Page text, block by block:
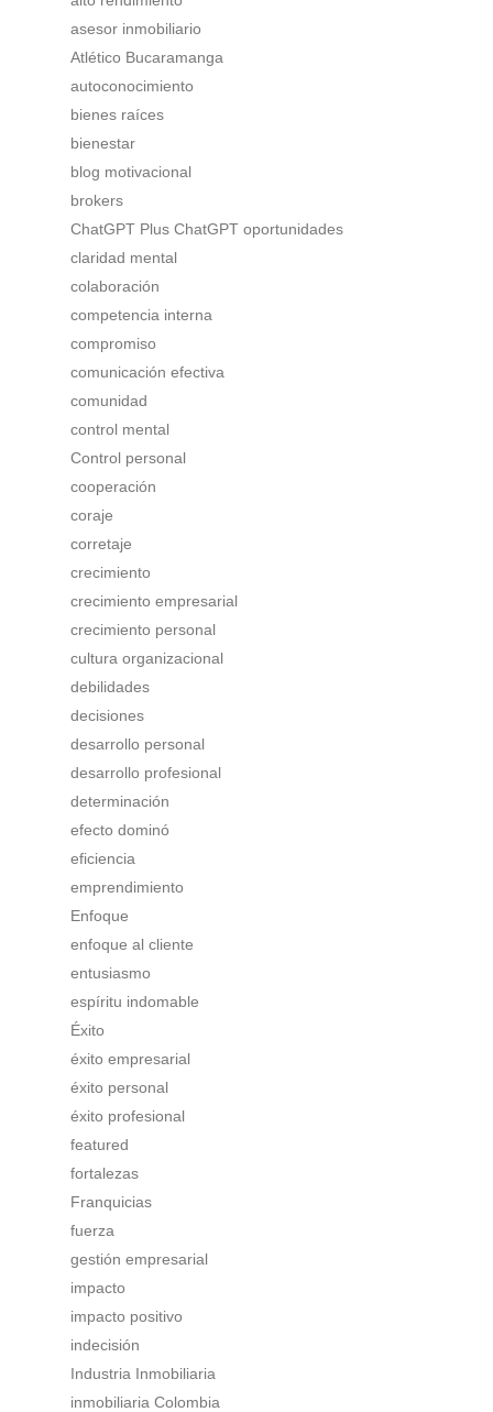
asesor inmobiliario
Atlético Bucaramanga
autoconocimiento
bienes raíces
bienestar
blog motivacional
brokers
ChatGPT Plus ChatGPT oportunidades
claridad mental
colaboración
competencia interna
compromiso
comunicación efectiva
comunidad
control mental
Control personal
cooperación
coraje
corretaje
crecimiento
crecimiento empresarial
crecimiento personal
cultura organizacional
debilidades
decisiones
desarrollo personal
desarrollo profesional
determinación
efecto dominó
eficiencia
emprendimiento
Enfoque
enfoque al cliente
entusiasmo
espíritu indomable
Éxito
éxito empresarial
éxito personal
éxito profesional
featured
fortalezas
Franquicias
fuerza
gestión empresarial
impacto
impacto positivo
indecisión
Industria Inmobiliaria
inmobiliaria Colombia